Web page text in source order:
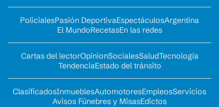
PolicialesPasión DeportivaEspectáculosArgentina
El MundoRecetasEn las redes
Cartas del lectorOpinionSocialesSaludTecnología
TendenciaEstado del tránsito
ClasificadosInmueblesAutomotoresEmpleosServicios
Avisos Fúnebres y MisasEdictos